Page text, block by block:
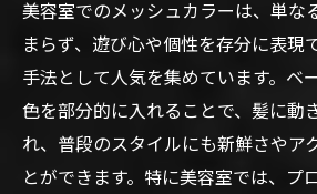
夫
繊細な美容室メッシュで
法
美容室メッシュが叶える
両立
美容室でのメッシュカラーは、単な
まらず、遊び心や個性を存分に表現
手法として人気を集めています。ベ
色を部分的に入れることで、髪に動
れ、普段のスタイルにも新鮮さやア
とができます。特に美容室では、プ